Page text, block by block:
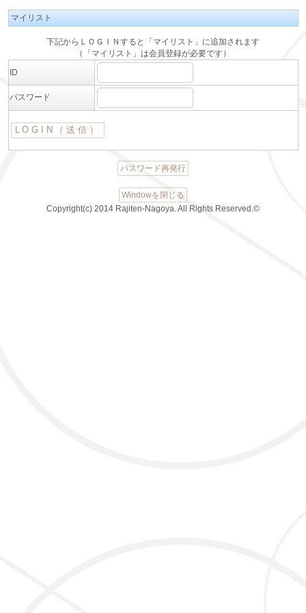
マイリスト
下記からＬＯＧＩＮすると「マイリスト」に追加されます
（「マイリスト」は会員登録が必要です）
ID
パスワード
パスワード再発行
Windowを閉じる
Copyright(c) 2014 Rajiten-Nagoya. All Rights Reserved.©